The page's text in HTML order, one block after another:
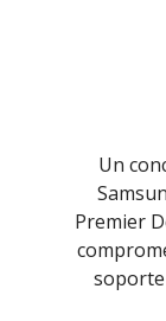
Un
Premier